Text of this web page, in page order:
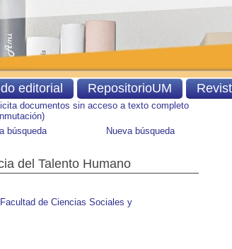
documentos sin acceso a texto completo
búsqueda
Nueva búsqueda
del Talento Humano
de Ciencias Sociales y
editorial RepositorioUM